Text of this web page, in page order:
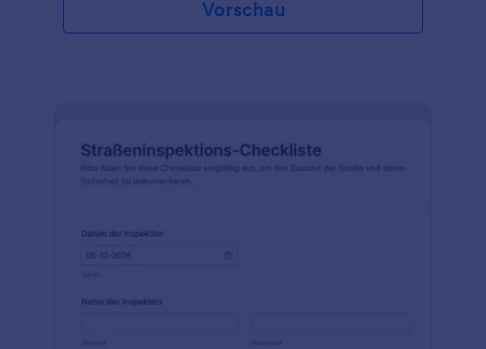
Vorschau